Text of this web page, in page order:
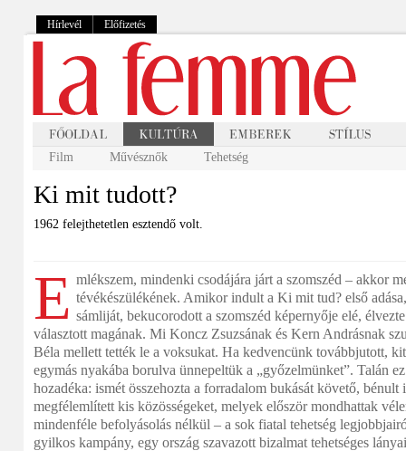
Hírlevél Előfizetés
Film Művésznők Tehetség
Ki mit tudott?
1962 felejthetetlen esztendő volt.
E mlékszem, mindenki csodájára járt a szomszéd – akkor
tévékészülékének. Amikor indult a Ki mit tud? első
sámliját, bekucorodott a szomszéd képernyője elé,
választott magának. Mi Koncz Zsuzsának és Kern Andrásnak
Béla mellett tették le a voksukat. Ha kedvencünk továbbjutott,
egymás nyakába borulva ünnepeltük a „győzelmünket”. Talán
hozadéka: ismét összehozta a forradalom bukását követő, bénult
megfélemlített kis közösségeket, melyek először mondhattak
mindenféle befolyásolás nélkül – a sok fiatal tehetség
gyilkos kampány, egy ország szavazott bizalmat tehetséges